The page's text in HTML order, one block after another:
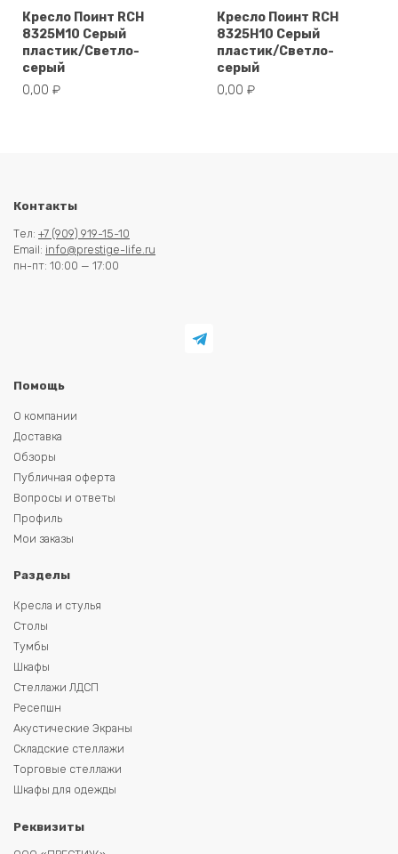
Кресло Поинт RCH
8325M10 Серый
пластик/Светло-
серый
0,00 ₽
Кресло Поинт RCH
8325H10 Серый
пластик/Светло-
серый
0,00 ₽
Контакты
Тел: +7 (909) 919-15-10
Email: info@prestige-life.ru
пн-пт: 10:00 — 17:00
Помощь
О компании
Доставка
Обзоры
Публичная оферта
Вопросы и ответы
Профиль
Мои заказы
Разделы
Кресла и стулья
Столы
Тумбы
Шкафы
Стеллажи ЛДСП
Ресепшн
Акустические Экраны
Складские стеллажи
Торговые стеллажи
Шкафы для одежды
Реквизиты